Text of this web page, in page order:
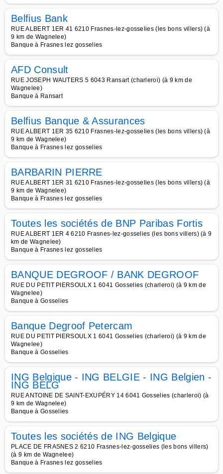
Belfius Bank
RUE ALBERT 1ER 41 6210 Frasnes-lez-gosselies (les bons villers) (à
9 km de Wagnelee)
Banque à Frasnes lez gosselies
AFD Consult
RUE JOSEPH WAUTERS 5 6043 Ransart (charleroi) (à 9 km de
Wagnelee)
Banque à Ransart
Belfius Banque & Assurances
RUE ALBERT 1ER 35 6210 Frasnes-lez-gosselies (les bons villers) (à
9 km de Wagnelee)
Banque à Frasnes lez gosselies
BARBARIN PIERRE
RUE ALBERT 1ER 31 6210 Frasnes-lez-gosselies (les bons villers) (à
9 km de Wagnelee)
Banque à Frasnes lez gosselies
Toutes les sociétés de BNP Paribas Fortis
RUE ALBERT 1ER 4 6210 Frasnes-lez-gosselies (les bons villers) (à 9
km de Wagnelee)
Banque à Frasnes lez gosselies
BANQUE DEGROOF / BANK DEGROOF
RUE DU PETIT PIERSOULX 1 6041 Gosselies (charleroi) (à 9 km de
Wagnelee)
Banque à Gosselies
Banque Degroof Petercam
RUE DU PETIT PIERSOULX 1 6041 Gosselies (charleroi) (à 9 km de
Wagnelee)
Banque à Gosselies
ING Belgique - ING BELGIE - ING Belgien -
ING BELG
RUE ANTOINE DE SAINT-EXUPÉRY 14 6041 Gosselies (charleroi) (à
9 km de Wagnelee)
Banque à Gosselies
Toutes les sociétés de ING Belgique
PLACE DE FRASNES 2 6210 Frasnes-lez-gosselies (les bons villers)
(à 9 km de Wagnelee)
Banque à Frasnes lez gosselies